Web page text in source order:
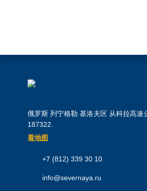
俄罗斯 列宁格勒 基洛夫区 从科拉高速
187322.
看地图
+7 (812) 339 30 10
info@severnaya.ru